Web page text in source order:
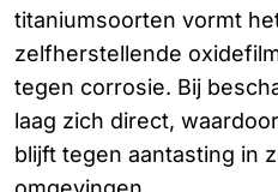
titaniumsoorten vormt
zelfherstellende
tegen corrosie. Bij
laag zich direct,
blijft tegen aantasting in